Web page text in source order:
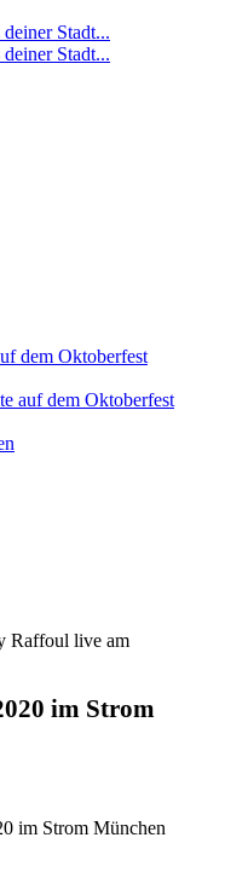
dem Oktoberfest
auf dem Oktoberfest
Raffoul live am
im Strom